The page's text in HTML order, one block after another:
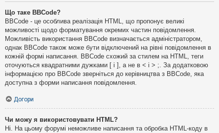
Що таке BBCode?
BBCode - це особлива реалізація HTML, що пропонує великі
можливості щодо форматування окремих частин повідомлення.
Можливість використання BBCode визначається адміністратором,
однак BBCode також може бути відключений на рівні повідомлення в
кожній формі написання. BBCode схожий за стилем на HTML, теги
оточуються квадратними дужками [ і ], а не в < і > ;. За додатковою
інформацією про BBCode зверніться до керівництва з BBCode, яка
доступна з форми написання повідомлення.
Догори
Чи можу я використовувати HTML?
Ні. На цьому форумі неможливе написання та обробка HTML-коду в